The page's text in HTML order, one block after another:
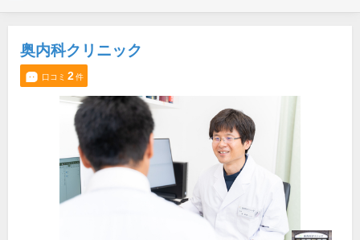
奥内科クリニック
口コミ 2件